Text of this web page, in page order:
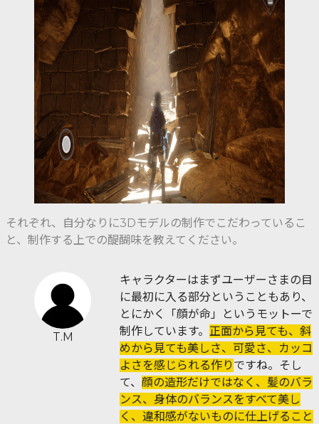
それぞれ、自分なりに3Dモデルの制作でこだわっているこ
と、制作する上での醍醐味を教えてください。
T.M
キャラクターはまずユーザーさまの目
に最初に入る部分ということもあり、
とにかく「顔が命」というモットーで
制作しています。 正面から見ても、斜
めから見ても美しさ、可愛さ、カッコ
よさを感じられる作り ですね。そし
て、 顔の造形だけではなく、髪のバラ
ンス、身体のバランスをすべて美し
く、違和感がないものに仕上げること